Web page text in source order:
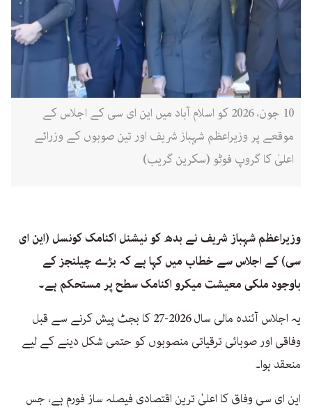
10 جون، 2026 کو اسلام آباد میں این ای سی کے اجلاس کے
موقعے پر وزیراعظم شہباز شریف اور تین صوبوں کے وزرائے
اعلیٰ کا گروپ فوٹو (سکرین گریب)
وزیراعظم شہباز شریف نے بدھ کو نیشنل اکنامک کونسل (این ای
سی) کے اجلاس سے خطاب میں کہا ہے کہ بڑے چیلنجز کے
باوجود ملکی معیشت میکرو اکنامک سطح پر مستحکم ہے۔
یہ اجلاس آئندہ مالی سال 2026-27 کا بجٹ پیش کرنے سے قبل
وفاقی اور صوبائی ترقیاتی منصوبوں کو حتمی شکل دینے کے لیے
منعقد ہوا۔
این ای سی وفاق کا اعلیٰ ترین اقتصادی فیصلہ ساز فورم ہے، جس